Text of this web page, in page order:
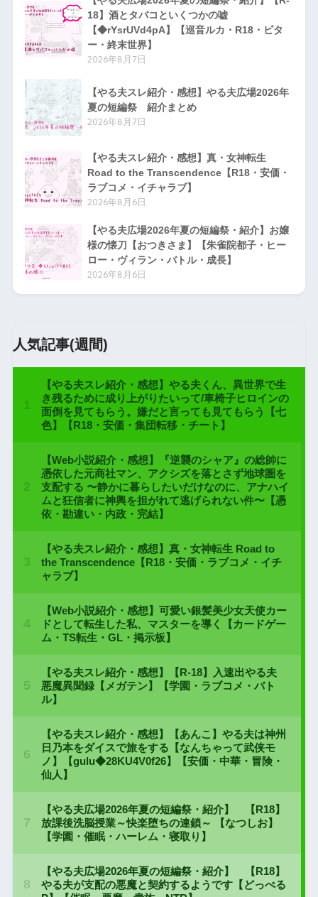
18】酒とタバコといくつかの嘘
【◆rYsrUVd4pA】【巡音ルカ・R18・ビタ
ー・終末世界】
2026年8月7日
【やる夫スレ紹介・感想】やる夫広場2026年
夏の短編祭 紹介まとめ
2026年8月7日
【やる夫スレ紹介・感想】真・女神転生
Road to the Transcendence【R18・安価・
ラブコメ・イチャラブ】
2026年8月6日
【やる夫広場2026年夏の短編祭・紹介】お嬢
様の懐刀【おつきさま】【朱雀院都子・ヒー
ロー・ヴィラン・バトル・成長】
2026年8月6日
人気記事(週間)